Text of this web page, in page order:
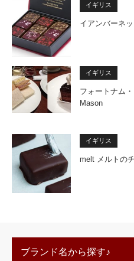
イギリス
イアンバーネ
イギリス
フォートナム
Mason
イギリス
melt メルトの
ブランド名から探す♪